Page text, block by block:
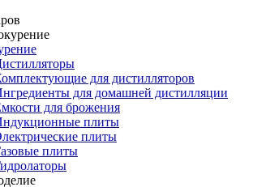
для дистилляторов
для домашней дистилляции
для брожения
плиты
плиты
плиты